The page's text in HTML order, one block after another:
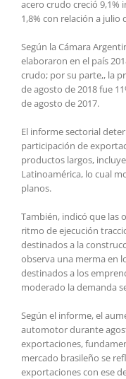
acero crudo creció
1,8% con relación a julio
Según la Cámara
elaboraron en el país
crudo; por su parte,, la
de agosto de 2018 fue
de agosto de 2017.
El informe sectorial
participación de
productos largos,
Latinoamérica, lo cual
planos.
También, indicó que las
ritmo de ejecución
destinados a la
observa una merma en
destinados a los
moderado la demanda
Según el informe, el
automotor durante
exportaciones,
mercado brasileño se
exportaciones con ese